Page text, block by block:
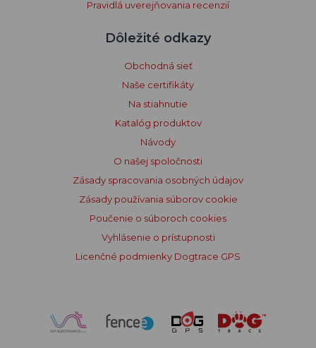
Pravidlá uverejňovania recenzií
Dôležité odkazy
Obchodná sieť
Naše certifikáty
Na stiahnutie
Katalóg produktov
Návody
O našej spoločnosti
Zásady spracovania osobných údajov
Zásady používania súborov cookie
Poučenie o súboroch cookies
Vyhlásenie o prístupnosti
Licenčné podmienky Dogtrace GPS